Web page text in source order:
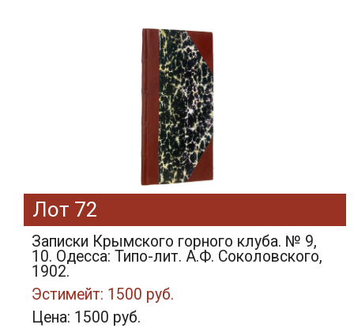
Лот 72
Записки Крымского горного клуба. № 9,
10. Одесса: Типо-лит. А.Ф. Соколовского,
1902.
Эстимейт: 1500 руб.
Цена: 1500 руб.